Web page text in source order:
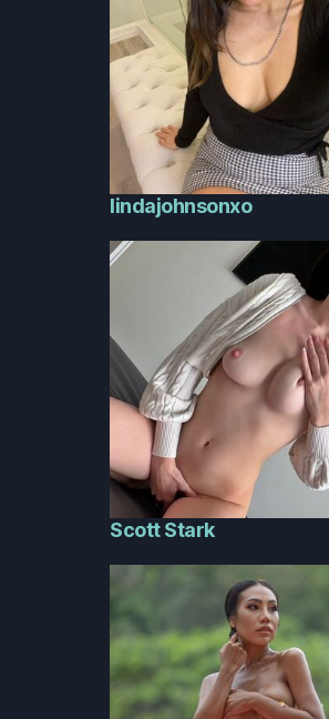
lindajohnsonxo
Scott Stark